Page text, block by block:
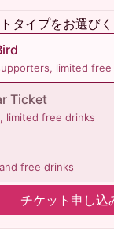
タイプをお選び
limited free
Ticket
limited free drinks
free drinks
チケット申し込